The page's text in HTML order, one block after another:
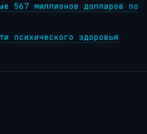
567 миллионов долларов по
психического здоровья